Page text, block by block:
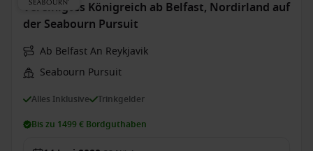
Vereinigtes Königreich ab Belfast, Nordirland auf
der Seabourn Pursuit
Ab Belfast An Reykjavik
Seabourn Pursuit
Alles Inklusive Trinkgelder
Bis zu 1499 € Bordguthaben